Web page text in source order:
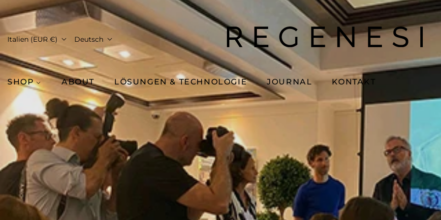
Italien (EUR €) Deutsch
SHOP ABOUT LÖSUNGEN & TECHNOLOGIE JOURNAL KONTAKT